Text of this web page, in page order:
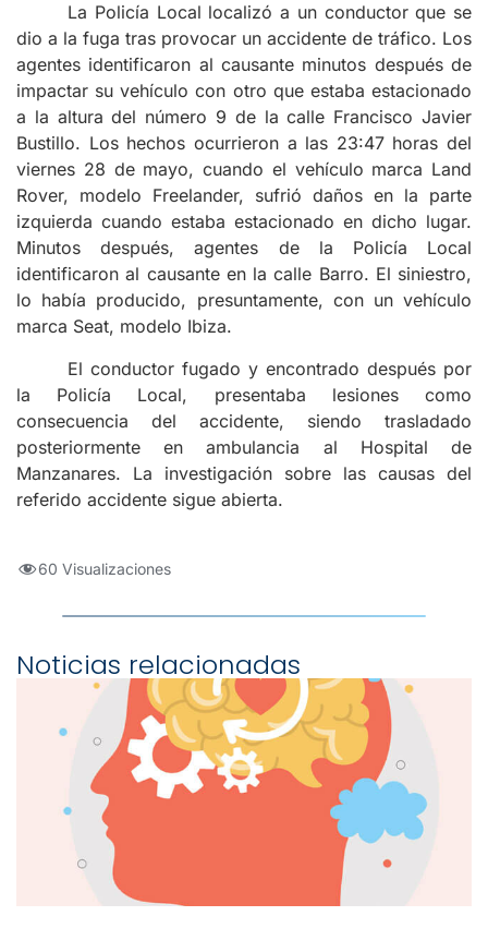
La Policía Local localizó a un conductor que se
dio a la fuga tras provocar un accidente de tráfico. Los
agentes identificaron al causante minutos después de
impactar su vehículo con otro que estaba estacionado
a la altura del número 9 de la calle Francisco Javier
Bustillo. Los hechos ocurrieron a las 23:47 horas del
viernes 28 de mayo, cuando el vehículo marca Land
Rover, modelo Freelander, sufrió daños en la parte
izquierda cuando estaba estacionado en dicho lugar.
Minutos después, agentes de la Policía Local
identificaron al causante en la calle Barro. El siniestro,
lo había producido, presuntamente, con un vehículo
marca Seat, modelo Ibiza.
El conductor fugado y encontrado después por
la Policía Local, presentaba lesiones como
consecuencia del accidente, siendo trasladado
posteriormente en ambulancia al Hospital de
Manzanares. La investigación sobre las causas del
referido accidente sigue abierta.
60 Visualizaciones
Noticias relacionadas